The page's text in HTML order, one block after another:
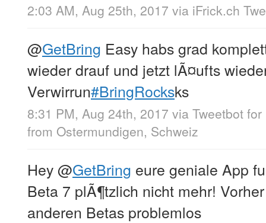
2:03 AM, Aug 25th, 2017 via iFrick.ch
@GetBring Easy habs grad
wieder drauf und jetzt lÃ¤ufts
Verwirrun#BringRocksks
8:31 PM, Aug 24th, 2017 via Tweetbot for
from Ostermundigen, Schweiz
Hey@GetBring eure geniale App
Beta 7 plÃ¶tzlich nicht mehr!
anderen Betas problemlos